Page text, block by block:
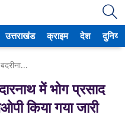
उत्तराखंड क्राइम देश दुनिया
UK News : बदरीनाथ-केदारनाथ में भोग प्रसाद की गुणवत्ता जांच के लिए एसओपी किया गया जारी
में भोग प्रसाद
किया गया जारी